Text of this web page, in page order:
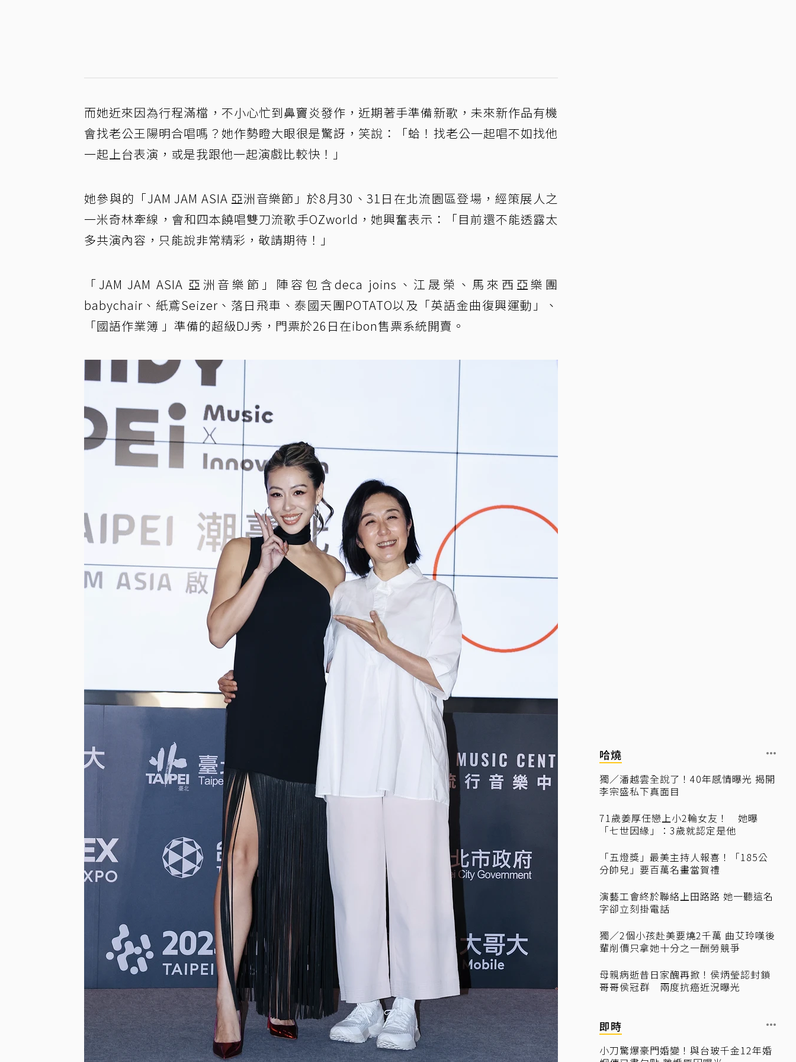
而她近來因為行程滿檔，不小心忙到鼻竇炎發作，近期著手準備新歌，未來新作品有機
會找老公王陽明合唱嗎？她作勢瞪大眼很是驚訝，笑說：「蛤！找老公一起唱不如找他
一起上台表演，或是我跟他一起演戲比較快！」
她參與的「JAM JAM ASIA 亞洲音樂節」於8月30、31日在北流園區登場，經策展人之
一米奇林牽線，會和四本饒唱雙刀流歌手OZworld，她興奮表示：「目前還不能透露太
多共演內容，只能說非常精彩，敬請期待！」
「JAM JAM ASIA 亞洲音樂節」陣容包含deca joins、江晟榮、馬來西亞樂團
babychair、紙鳶Seizer、落日飛車、泰國天團POTATO以及「英語金曲復興運動」、
「國語作業簿 」準備的超級DJ秀，門票於26日在ibon售票系統開賣。
哈燒
獨／潘越雲全說了！40年感情曝光 揭開
李宗盛私下真面目
71歲姜厚任戀上小2輪女友！ 她曝
「七世因緣」：3歲就認定是他
「五燈獎」最美主持人報喜！「185公
分帥兒」要百萬名畫當賀禮
演藝工會終於聯絡上田路路 她一聽這名
字卻立刻掛電話
獨／2個小孩赴美要燒2千萬 曲艾玲嘆後
輩削價只拿她十分之一酬勞競爭
母親病逝昔日家醜再掀！侯炳瑩認封鎖
哥哥侯冠群 兩度抗癌近況曝光
即時
小刀驚爆豪門婚變！與台玻千金12年婚